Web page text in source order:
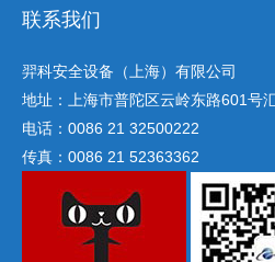
联系我们
羿科安全设备（上海）有限公司
地址：上海市普陀区云岭东路601号
电话：0086 21 32500222
传真：0086 21 52363362